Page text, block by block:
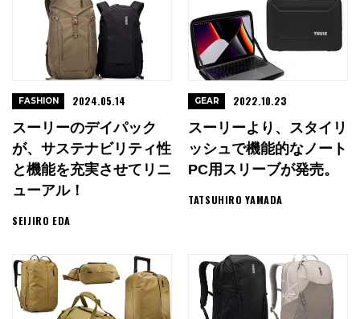
スーリーのデイパック
が、サステナビリティ性
と機能を充実させてリニ
ューアル！
SEIJIRO EDA
FASHION 2024.05.14
スーリーより、スタイリ
ッシュで機能的なノート
PC用スリーブが発売。
TATSUHIRO YAMADA
GEAR 2022.10.23